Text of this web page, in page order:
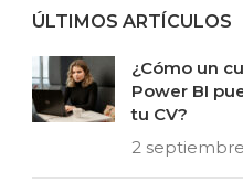
ÚLTIMOS ARTÍCULOS
¿Cómo un
Power BI
tu CV?
2